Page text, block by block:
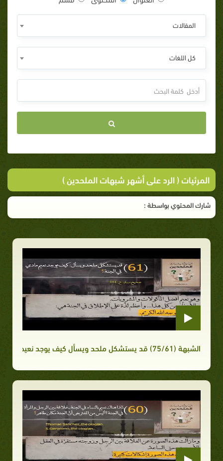
المقالات
كل اللغات
المرئيات ( الرد على أشهر شبهات الملحدين )
شارك المحتوي بواسطة :
الشبهة (75/61) قد يستشكل ملحد ويسأل كيف يوجد نعيم مادي في الجنة؟